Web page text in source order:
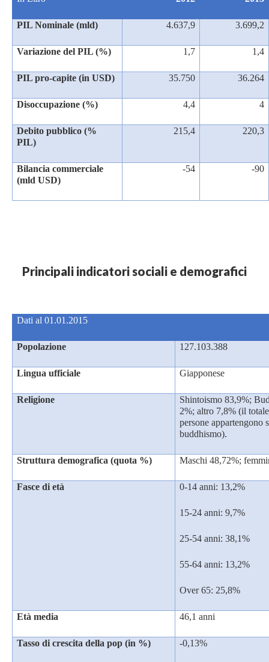
PIL Nominale (mld) 4.637,9 3.699,2
Variazione del PIL (%) 1,7 1,4
PIL pro-capite (in USD) 35.750 36.264
Disoccupazione (%) 4,4 4
Debito pubblico (%
PIL)
215,4 220,3
Bilancia commerciale
(mld USD)
-54 -90
Principali indicatori sociali e demografici
Dati al 01.01.2015
Popolazione 127.103.388
Lingua ufficiale Giapponese
Religione
Shintoismo 83,9%;
2%; altro 7,8% (il
persone appartengono
buddhismo).
Struttura demografica (quota %) Maschi 48,72%;
Fasce di età 0-14 anni: 13,2%
15-24 anni: 9,7%
25-54 anni: 38,1%
55-64 anni: 13,2%
Over 65: 25,8%
Età media 46,1 anni
Tasso di crescita della pop (in %) -0,13%